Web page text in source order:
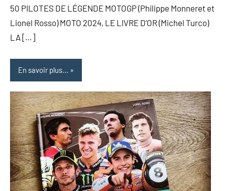
50 PILOTES DE LÉGENDE MOTOGP (Philippe Monneret et
Lionel Rosso) MOTO 2024, LE LIVRE D’OR (Michel Turco)
LA […]
En savoir plus...